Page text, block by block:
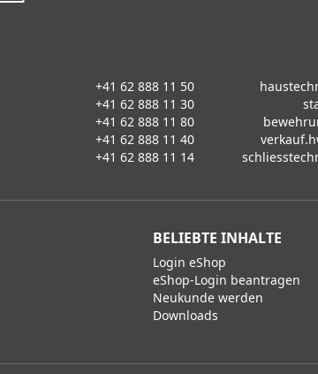
+41 62 888 11 50
+41 62 888 11 30
+41 62 888 11 80
+41 62 888 11 40
+41 62 888 11 14
BELIEBTE INHALTE
Login eShop
eShop-Login beantragen
Neukunde werden
Downloads